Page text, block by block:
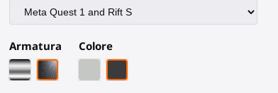
Armatura
Armatura cromata
Fibra di carbonio nera
Colore